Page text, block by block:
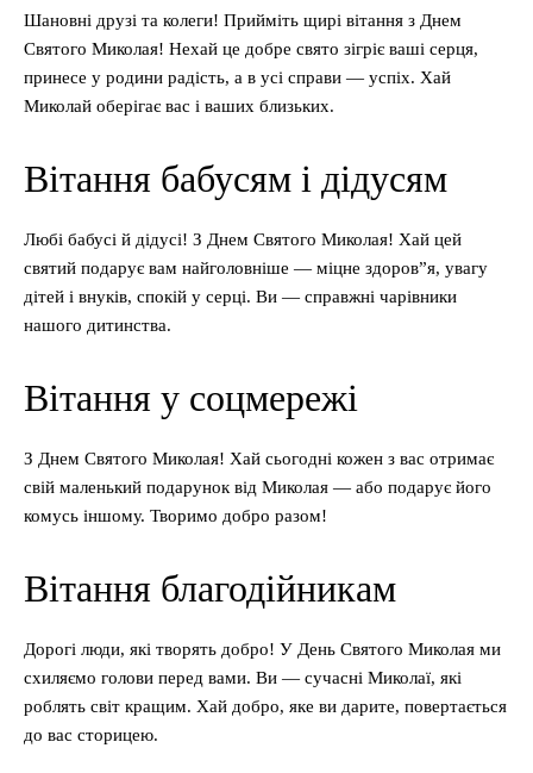
Шановні друзі та колеги! Прийміть щирі вітання з Днем
Святого Миколая! Нехай це добре свято зігріє ваші серця,
принесе у родини радість, а в усі справи — успіх. Хай
Миколай оберігає вас і ваших близьких.
Вітання бабусям і дідусям
Любі бабусі й дідусі! З Днем Святого Миколая! Хай цей
святий подарує вам найголовніше — міцне здоров”я, увагу
дітей і внуків, спокій у серці. Ви — справжні чарівники
нашого дитинства.
Вітання у соцмережі
З Днем Святого Миколая! Хай сьогодні кожен з вас отримає
свій маленький подарунок від Миколая — або подарує його
комусь іншому. Творимо добро разом!
Вітання благодійникам
Дорогі люди, які творять добро! У День Святого Миколая ми
схиляємо голови перед вами. Ви — сучасні Миколаї, які
роблять світ кращим. Хай добро, яке ви дарите, повертається
до вас сторицею.